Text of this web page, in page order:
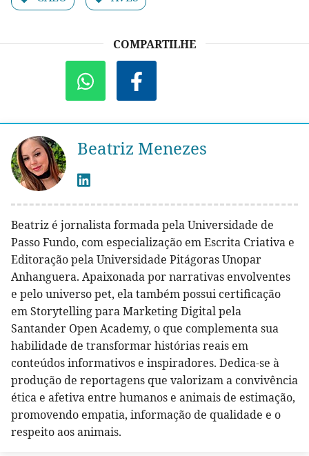
COMPARTILHE
Beatriz Menezes
Beatriz é jornalista formada pela Universidade de
Passo Fundo, com especialização em Escrita Criativa e
Editoração pela Universidade Pitágoras Unopar
Anhanguera. Apaixonada por narrativas envolventes
e pelo universo pet, ela também possui certificação
em Storytelling para Marketing Digital pela
Santander Open Academy, o que complementa sua
habilidade de transformar histórias reais em
conteúdos informativos e inspiradores. Dedica-se à
produção de reportagens que valorizam a convivência
ética e afetiva entre humanos e animais de estimação,
promovendo empatia, informação de qualidade e o
respeito aos animais.